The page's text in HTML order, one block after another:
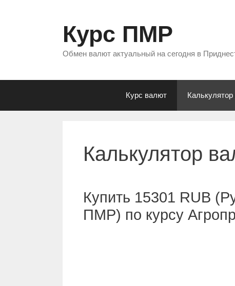
Курс ПМР
Обмен валют актуальный на сегодня в
Курс валют
Калькулятор
Купить 15301 RUB
ПМР) по курсу